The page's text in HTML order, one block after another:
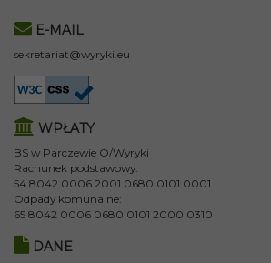
E-MAIL
sekretariat@wyryki.eu
WPŁATY
BS w Parczewie O/Wyryki
Rachunek podstawowy:
54 8042 0006 2001 0680 0101 0001
Odpady komunalne:
65 8042 0006 0680 0101 2000 0310
DANE